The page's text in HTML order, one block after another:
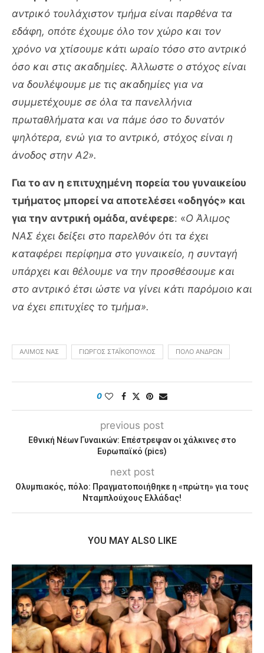
αντρικό τουλάχιστον τμήμα είναι παρθένα τα
εδάφη, οπότε έχουμε όλο τον χώρο και τον
χρόνο να χτίσουμε κάτι ωραίο τόσο στο αντρικό
όσο και στις ακαδημίες. Άλλωστε ο στόχος είναι
να δουλέψουμε με τις ακαδημίες για να
συμμετέχουμε σε όλα τα πανελλήνια
πρωταθλήματα και να πάμε όσο το δυνατόν
ψηλότερα, ενώ για το αντρικό, στόχος είναι η
άνοδος στην Α2».
Για το αν η επιτυχημένη πορεία του γυναικείου
τμήματος μπορεί να αποτελέσει «οδηγός» και
για την αντρική ομάδα, ανέφερε: «Ο Άλιμος
ΝΑΣ έχει δείξει στο παρελθόν ότι τα έχει
καταφέρει περίφημα στο γυναικείο, η συνταγή
υπάρχει και θέλουμε να την προσθέσουμε και
στο αντρικό έτσι ώστε να γίνει κάτι παρόμοιο και
να έχει επιτυχίες το τμήμα».
ΑΛΙΜΟΣ ΝΑΣ ΓΙΏΡΓΟΣ ΣΤΑΪΚΌΠΟΥΛΟΣ ΠΌΛΟ ΑΝΔΡΏΝ
0
previous post
Εθνική Νέων Γυναικών: Επέστρεψαν οι χάλκινες στο
Ευρωπαϊκό (pics)
next post
Ολυμπιακός, πόλο: Πραγματοποιήθηκε η «πρώτη» για τους
Νταμπλούχους Ελλάδας!
YOU MAY ALSO LIKE